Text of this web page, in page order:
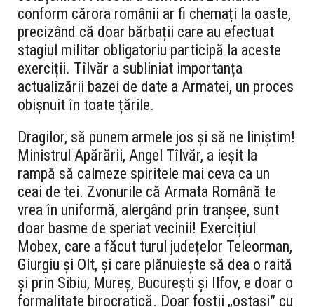
conform cărora românii ar fi chemați la oaste,
precizând că doar bărbații care au efectuat
stagiul militar obligatoriu participă la aceste
exerciții. Tîlvăr a subliniat importanța
actualizării bazei de date a Armatei, un proces
obișnuit în toate țările.
Dragilor, să punem armele jos și să ne liniștim!
Ministrul Apărării, Angel Tîlvăr, a ieșit la
rampă să calmeze spiritele mai ceva ca un
ceai de tei. Zvonurile că Armata Română te
vrea în uniformă, alergând prin tranșee, sunt
doar basme de speriat vecinii! Exercițiul
Mobex, care a făcut turul județelor Teleorman,
Giurgiu și Olt, și care plănuiește să dea o raită
și prin Sibiu, Mureș, București și Ilfov, e doar o
formalitate birocratică. Doar foștii „ostași” cu